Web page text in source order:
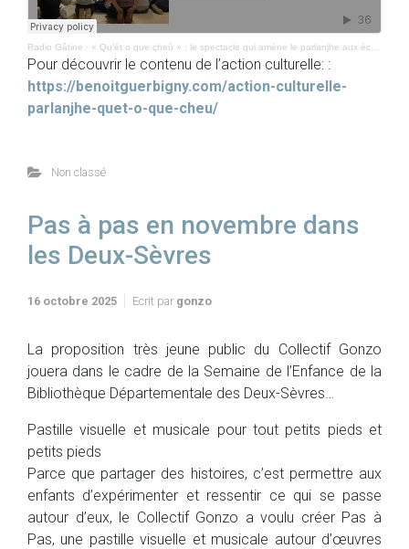
Radio Gâtine · « Qu’ét o que çheù » : le spectacle qui amène le parlanjhe aux écoliers
Pour découvrir le contenu de l’action culturelle: :
https://benoitguerbigny.com/action-culturelle-
parlanjhe-quet-o-que-cheu/
Non classé
Pas à pas en novembre dans
les Deux-Sèvres
16 octobre 2025 Ecrit par gonzo
La proposition très jeune public du Collectif Gonzo
jouera dans le cadre de la Semaine de l’Enfance de la
Bibliothèque Départementale des Deux-Sèvres…
Pastille visuelle et musicale pour tout petits pieds et
petits pieds
Parce que partager des histoires, c’est permettre aux
enfants d’expérimenter et ressentir ce qui se passe
autour d’eux, le Collectif Gonzo a voulu créer Pas à
Pas, une pastille visuelle et musicale autour d’œuvres